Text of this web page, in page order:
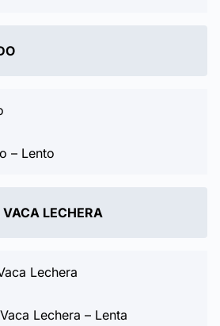
– Lento
LECHERA
Lechera
Lechera – Lenta